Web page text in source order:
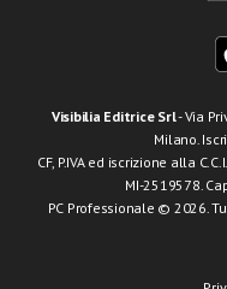
Visibilia Editrice Srl- Via
Milano.
CF, P.IVA ed iscrizione alla
MI-2519578.
PC Professionale © 2026.